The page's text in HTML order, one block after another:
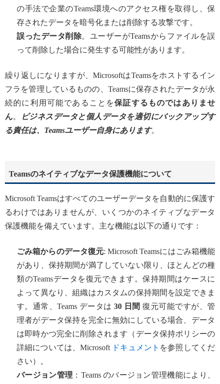
の手法で企業のTeams環境へのアクセス権を取得し、保
存されたデータを暗号化または削除する攻撃です。
誤ったデータ削除。ユーザーがTeamsからファイルを誤
って削除した場合に発生する可能性があります。
繰り返しになりますが、MicrosoftはTeamsをホストするイン
フラを管理しているものの、Teamsに保存されたデータが永
続的に利用可能であることを保証するものではありませ
ん。
ビジネスデータと個人データを適切にバックアップす
る責任は、Teamsユーザー自身にあります。
Teamsのネイティブなデータ保護機能について
Microsoft Teamsはすべてのユーザーデータを自動的に保護す
るわけではありませんが、いくつかのネイティブなデータ
保護機能を備えています。主な機能は以下の通りです：
ごみ箱からのデータ復元: Microsoft Teamsにはごみ箱機能
があり、保持期間が満了していない限り、ほとんどの種
類のTeamsデータを復元できます。保持期間はケースに
よって異なり、組織はカスタムの保持期間を設定できま
す。通常、Teams データは30 日間 復元可能ですが、管
理者がデータ保持を完全に無効にしている場合、データ
は即時かつ完全に削除されます（データ保持ポリシーの
詳細については、Microsoft ドキュメント を参照してくだ
さい）。
バージョン管理 ：Teams のバージョン管理機能により、